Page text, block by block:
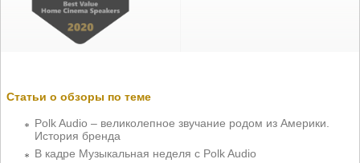
Статьи о обзоры по теме
Polk Audio – великолепное звучание родом из Америки.
История бренда
В кадре Музыкальная неделя с Polk Audio